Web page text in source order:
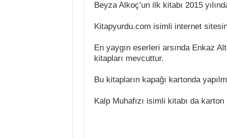
Beyza Alkoç’un ilk kitabı 2015
Kitapyurdu.com isimli internet
En yaygın eserleri arsında Enkaz
kitapları mevcuttur.
Bu kitapların kapağı kartonda
Kalp Muhafızı isimli kitabı da